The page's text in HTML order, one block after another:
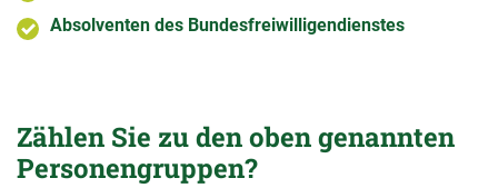
Absolventen des Bundesfreiwilligendienstes
Zählen Sie zu den oben genannten
Personengruppen?